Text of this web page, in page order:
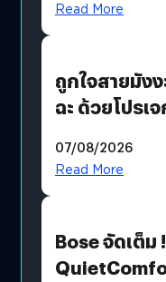
Read More
ถูกใจสายมัง
ฉะ ด้วยโปรเ
มีภาษาไทยด้วย
07/08/2026
Read More
Bose จัดเต็ม